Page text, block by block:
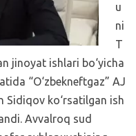
u
ni
T
jinoyat ishlari bo‘yicha
“O‘zbekneftgaz” AJ
ko‘rsatilgan ish
Avvalroq sud